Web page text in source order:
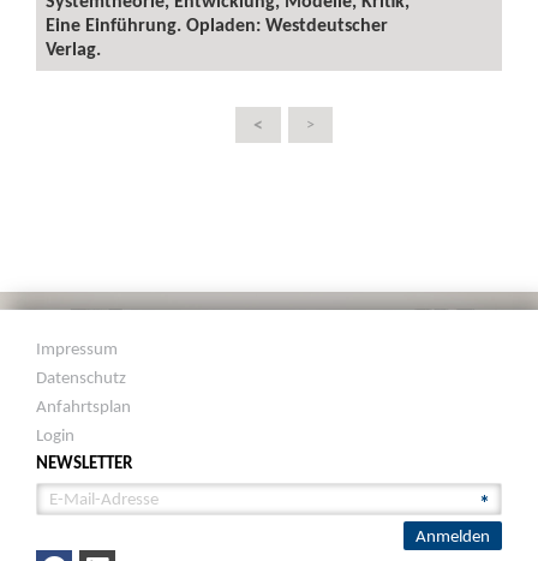
Eine Einführung. Opladen: Westdeutscher
Verlag.
< >
Impressum
Datenschutz
Anfahrtsplan
Login
NEWSLETTER